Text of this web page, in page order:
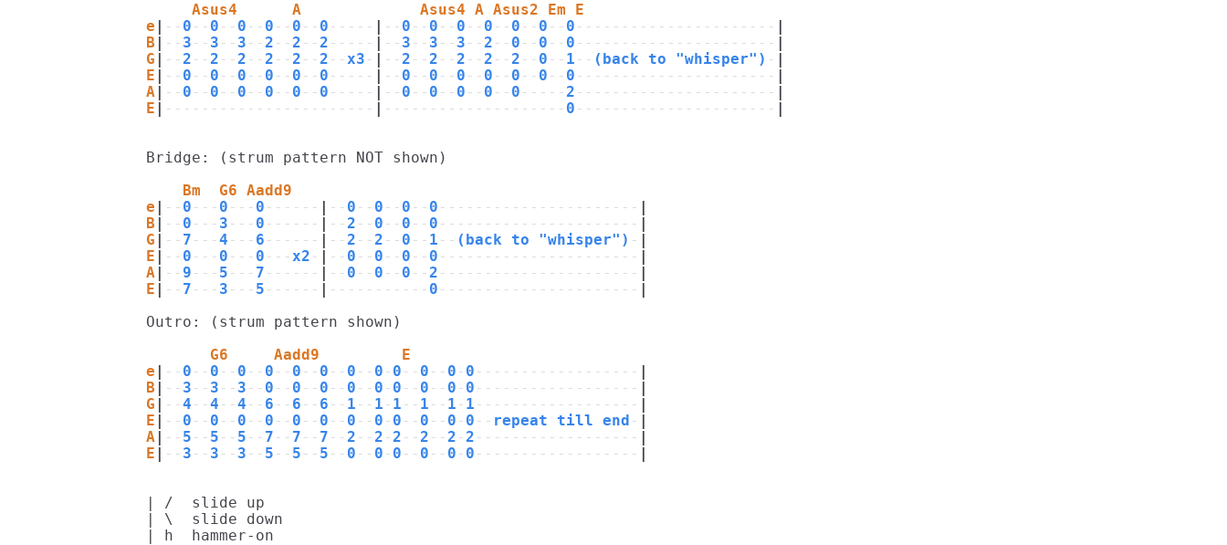
     Asus4      A             Asus4 A Asus2 Em E
e
-- 0 -- 0 -- 0 -- 0 -- 0 -- 0 ----- -- 0 -- 0 -- 0 -- 0 -- 0 -- 0 -- 0 ----------------------
B
-- 3 -- 3 -- 3 -- 2 -- 2 -- 2 ----- -- 3 -- 3 -- 3 -- 2 -- 0 -- 0 -- 0 ----------------------
G
-- 2 -- 2 -- 2 -- 2 -- 2 -- 2 --x3 - -- 2 -- 2 -- 2 -- 2 -- 2 -- 0 -- 1 -- (back to "whisper") -
E
-- 0 -- 0 -- 0 -- 0 -- 0 -- 0 ----- -- 0 -- 0 -- 0 -- 0 -- 0 -- 0 -- 0 ----------------------
A
-- 0 -- 0 -- 0 -- 0 -- 0 -- 0 ----- -- 0 -- 0 -- 0 -- 0 -- 0 ----- 2 ----------------------
E
----------------------- -------------------- 0 ----------------------
Bridge: (strum pattern NOT shown)
    Bm  G6 Aadd9
e
-- 0 --- 0 --- 0 ------ -- 0 -- 0 -- 0 -- 0 ----------------------
B
-- 0 --- 3 --- 0 ------ -- 2 -- 0 -- 0 -- 0 ----------------------
G
-- 7 ---4 --- 6 ------ -- 2 -- 2 -- 0 -- 1 -- (back to "whisper") -
E
-- 0 --- 0 --- 0 ---x2 - -- 0 -- 0 -- 0 -- 0 ----------------------
A
-- 9 --- 5 --- 7 ------ -- 0 -- 0 -- 0 -- 2 ----------------------
E
-- 7 --- 3 --- 5 ------ ----------- 0 ----------------------
Outro: (strum pattern shown)
       G6     Aadd9         E
e
-- 0 -- 0 -- 0 -- 0 -- 0 -- 0 -- 0 -- 0 - 0 -- 0 -- 0 - 0 ------------------
B
-- 3 -- 3 -- 3 -- 0 -- 0 -- 0 -- 0 -- 0 - 0 -- 0 -- 0 - 0 ------------------
G
--4 --4 --4 -- 6 -- 6 -- 6 -- 1 -- 1 - 1 -- 1 -- 1 - 1 ------------------
E
-- 0 -- 0 -- 0 -- 0 -- 0 -- 0 -- 0 -- 0 - 0 -- 0 -- 0 - 0 -- repeat till end -
A
-- 5 -- 5 -- 5 -- 7 -- 7 -- 7 -- 2 -- 2 - 2 -- 2 -- 2 - 2 ------------------
E
-- 3 -- 3 -- 3 -- 5 -- 5 -- 5 -- 0 -- 0 - 0 -- 0 -- 0 - 0 ------------------
| /  slide up
| \  slide down
| h  hammer-on